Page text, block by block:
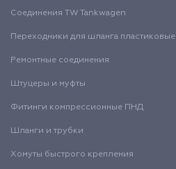
Соединения TW Tankwagen
Переходники для шланга пластиковые
Ремонтные соединения
Штуцеры и муфты
Фитинги компрессионные ПНД
Шланги и трубки
Хомуты быстрого крепления